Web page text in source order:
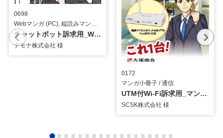
0698
Webマンガ (PC), 縦読みマンガ, イラスト / システム・ツール
チャットボット訴求用_Webマンガ
テモナ株式会社 様
0172
マンガ小冊子 / 通信
UTM付Wi-Fi訴求用_マンガ小冊子
SCSK株式会社 様